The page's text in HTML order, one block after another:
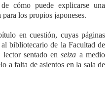
cómo puede explicarse una
los propios japoneses.
en cuestión, cuyas páginas
bibliotecario de la Facultad de
lector sentado enseiza a medio
a falta de asientos en la sala de